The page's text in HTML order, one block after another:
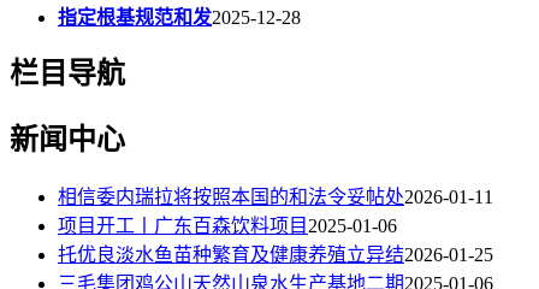
指定根基规范和发2025-12-28
栏目导航
新闻中心
相信委内瑞拉将按照本国的和法令妥帖处2026-01-11
项目开工丨广东百森饮料项目2025-01-06
托优良淡水鱼苗种繁育及健康养殖立异结2026-01-25
三毛集团鸡公山天然山泉水生产基地二期2025-01-06